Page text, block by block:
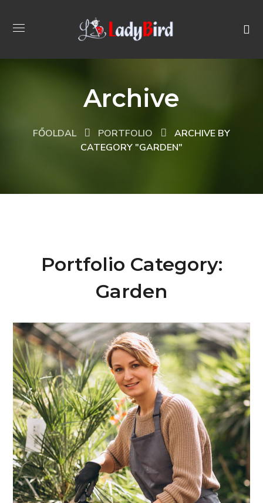
Archive
FŐOLDAL PORTFOLIO
ARCHIVE BY
CATEGORY "GARDEN"
Portfolio Category:
Garden